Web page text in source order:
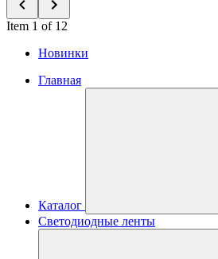
Item 1 of 12
Новинки
Главная
Каталог
Светодиодные ленты